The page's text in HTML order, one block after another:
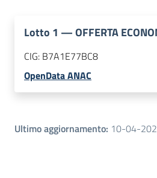
Lotto 1 —OFFERTA
CIG: B7A1E77BC8
OpenData ANAC
Ultimo aggiornamento: 10-04-